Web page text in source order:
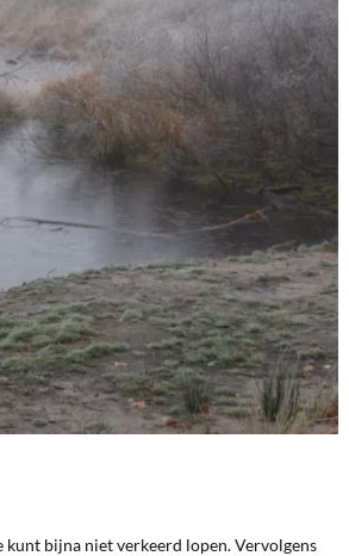
kunt bijna niet verkeerd lopen. Vervolgens